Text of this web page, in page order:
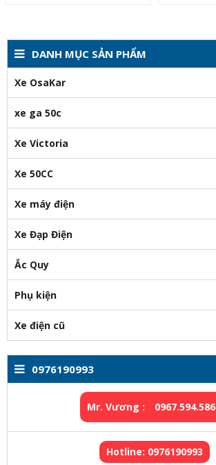
DANH MỤC SẢN PHẨM
Xe OsaKar
xe ga 50c
Xe Victoria
Xe 50CC
Xe máy điện
Xe Đạp Điện
Ắc Quy
Phụ kiện
Xe điện cũ
0976190993
Mr. Vương : 0967.594.586
Hotline: 0976190993